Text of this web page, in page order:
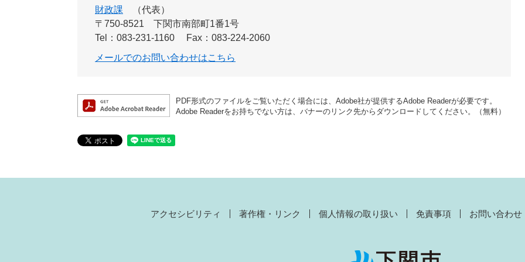
財政課
代表
〒750-8521
下関市南部町1番1号
Tel：083-231-1160
Fax：083-224-2060
メールでのお問い合わせはこちら
PDF形式のファイルをご覧いただく場合には、Adobe社が提供するAdobe Readerが必要です。
Adobe Readerをお持ちでない方は、バナーのリンク先からダウンロードしてください。（無料）
アクセシビリティ 著作権・リンク 個人情報の取り扱い 免責事項 お問い合わせ